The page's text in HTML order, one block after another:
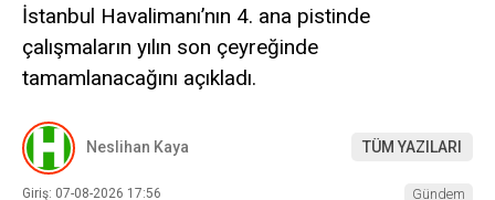
İstanbul Havalimanı’nın 4. ana pistinde
çalışmaların yılın son çeyreğinde
tamamlanacağını açıkladı.
Neslihan Kaya TÜM YAZILARI
Giriş: 07-08-2026 17:56 Gündem